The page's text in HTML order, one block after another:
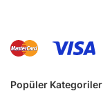
Popüler Kategoriler